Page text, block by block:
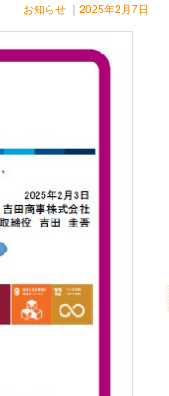
お知らせ ｜ 2025年2月7日